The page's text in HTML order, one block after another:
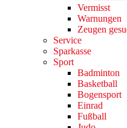
Vermisst
Warnungen
Zeugen
Service
Sparkasse
Sport
Badminton
Basketball
Bogensport
Einrad
Fußball